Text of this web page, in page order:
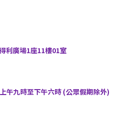
利廣場1座11樓01室
午九時至下午六時 (公眾假期除外)